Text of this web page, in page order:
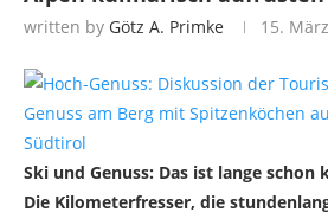
written by Götz A. Primke 15.
Ski und Genuss: Das ist lange
Die Kilometerfresser, die